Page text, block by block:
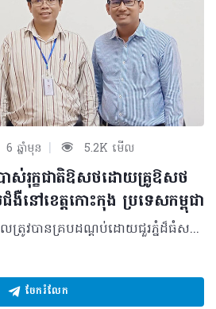
6 ឆ្នាំមុន | 5.2K មើល
ប្រាស់រុក្ខជាតិឱសថដោយគ្រូឱសថ
ងឺនៅខេត្ដកោះកុង ប្រទេសកម្ពុជា
ខេត្តកោះកុង គឺជាតំបន់ដែលត្រូវបានគ្របដណ្តប់ដោយជួរភ្នំដ៏ធំសម្បើមដែលហៅថាជួរភ្នំក្រវាញ។ ព្រៃឈើដែលគ្របដណ្តប់នៅទីនោះគឺព្រៃត្រូពិចជ្រៅដែលជាតំបន់ព្រៃឈើចម្រុះដ៏ធំបំផុតនៅតំបន់អាស៊ីអាគ្នេយ៍។ តំបន់ព្រៃនេះត្រូវបានកាន់កាប់ដោយអ្នកស្រុកដែលរស់នៅក្នុងតំបន់ ហើយអ្នកស្រុកតែងតែប្រមូលរុក្ខជាតិឱសថយកមកប្រើប្រាស់ក្នុងការព្យាបាលជំងឺផ្សេងៗ។ ការអង្កេតនេះត្រូវបានធ្វើឡើងក្នុងគោលបំណងដើម្បីរកឲ្យឃើញនូវវិធីដែលគ្រូឱសថបុរាណប្រើប្រាស់ រុក្ខជាតិឱសថក្នុងការព្យាបាលជំងឺនៅខេត្ដកោះកុង ប្រទេសកម្ពុជា។ ការអង្កេតនេះត្រូវបានធ្វើឡើងក្នុង ខែមេសា ឆ្នាំ ២០១៨។ បញ្ជីសំណួរបែប Semi-structure ត្រូវបានប្រើប្រាស់សម្រាប់ធ្វើការប្រមូលទិន្នន័យ។ បញ្ជីសំណួរត្រូវបានប្រើដើម្បីសម្ភាសន៍គ្រូឱសថបុរាណដែលប្រើរុក្ខជាតិឱសថដើម្បីព្យាបាលជំងឺចំនួន បីនាក់។ ឈ្មោះរុក្ខជាតិ ជំងឺដែលព្យាបាល ផ្នែករុក្ខជាតិ របៀបនៃការរៀបចំ និងការប្រើប្រាស់ត្រូវបានវិភាគដោយប្រើកម្មវិធី Microsoft Excel 2016។ ហ្វ្រេកង់ស៍ និងភាគរយត្រូវបានកំណត់ជាឧបករណ៍ស្ថិតិ។ លទ្ធផលនៃការអង្កេតបានបង្ហាញថា គ្រូឱសថបុរាណបានប្រើប្រាស់រុក្ខជាតិឱសថចំនួន ៤១ ប្រភេទ ក្នុងការព្យាបាលជំងឺ។ រុក្ខជាតិឱសថទាំងនោះត្រូវបានបែងចែកជា ២៥ គ្រួសារដែលភាគច្រើនរុក្ខជាតិឱសថគឺស្ថិតនៅក្នុងគ្រួសារ Fabaceae (9.76%; n=4), Rubiaceae (9.76%; n=4), Acanthaceae (7.32%; n=3) និង Asteraceae (7.32%; n=3)។ ផ្នែកដែលប្រើញឹកញាប់បំផុតគឺរុក្ខជាតិទាំងមូល (26.83%; n=11), សម្បក (14.63%; n=6), ផ្នែកលើដី (12.20%; n=5) និង ដើម (12.20%; n=5)។ រុក្ខជាតិឱសថ ត្រូវបានគេរៀបចំដោយប្រើវិធីសាស្រ្តស្ងោរ(92.68%; n=38) ប៉ុន្តែវិធីសាស្រ្តនៃការឆុងមានត្រឹមតែ 7.32% (n=3) ប៉ុណ្ណោះ។ ភាគច្រើនអ្នកស្រុកប្រើប្រាស់តាមមាត់ (87.80%; n=36)។ រុក្ខជាតិឱសថទាំងអស់ត្រូវបានប្រើដើម្បីព្យាបាលជំងឺផ្សេងៗ ដូចជា ជំងឺចាស់វង្វេង (3.57%; n=2), ជំងឺទាចទឹក (8.93%; n=5), ជំងឺឆ្កួតជ្រូក (3.57%; n=2), ស្ទះសរសៃឈាមបេះដូង (7.14%; n=4), ជំងឺរលាកក្រពះ (7.14%; n=4), ជំងឺមហារីកក្រពះ (5.36%; n=3), ជំងឺឫសដូងបាត (8.93%; n=5), ជំងឺមហារីកថ្លើម (5.36%; n=3), ជំងឺរលាកថ្លើមប្រភេទ B (8.93%; n=5), ជំងឺសួត (7.14%; n=4), ជំងឺគ្រុនចាញ់ (7.14%; n=4), ដុះសាច់ច្រមុះ (5.36%; n=3), រំលូតកូន (7.14%; n=4), ជំងឺរលាកទងសួត (5.36%; n=3), ជំងឺមហារីកបំពង់ក (5.36%; n=3) និងជំងឺក្រួសក្នុងតម្រងនោម (3.57%;n=2)។ ការសិក្សាស្រាវជ្រាវនេះផ្តល់នូវព័ត៌មានសំខាន់អំពីការប្រើប្រាស់រុក្ខជាតិឱសថ ដោយគ្រូឱសថបុរាណដែលរស់នៅតាមតំបន់ក្នុងខេត្តកោះកុងនៃប្រទេសកម្ពុជា។ សម្រាប់អ្នកវិទ្យាសាស្ត្រទាំងឡាយណាដែលចង់ធ្វើការសិក្សាស្រាវជ្រាវបន្តទៅលើរុក្ខជាតិដែលបានអង្កេតខាងលើនេះ សូមផ្តោតទៅលើការពិសោធន៍រកឲ្យឃើញនូវគីមីឱសថ ដែលបង្កប់នៅក្នុងរុក្ខជាតិឱសថទាំងនោះ។ អត្ថបទ៖ ដកស្រង់ចេញពីទស្សនាវដ្ដី ហេលស៍ថាម​ ប្រូ លេខ ៨២ អ្នកនិពន្ធដែលជានិស្សិតនិងសាស្ត្រាចារ្យនៃមហាវិទ្យាល័យឱសថសាស្ត្រ នៃសាកលវិទ្យាល័យពុទ្ធិសាស្ត្រ ភ្នំពេញ ប្រទេសកម្ពុជា​​៖ កែវ សំអែល ពា ពិដោរ នី ច័ន្ទ សីហា សឿន សុវណ្ណនេត្រ តាន់ គីមចេង ស្រី ពេជ ជា ស៊ីន 2019 រក្សាសិទ្ធិគ្រប់យ៉ាង​ដោយ Healthtime Corporation ចំពោះគ្រប់អត្ថបទដោយគ្មានផ្នែកណាមួយត្រូវបោះពុម្ពផ្សាយចូលប្រព័ន្ធអុីនធឺណែតឧបករណ៍អេឡិចត្រូនិកអាត់ជាសំឡេងឬថតចំលងគ្រប់រូបភាពដោយគ្មានការអនុញ្ញាតឡើយ
ចែករំលែក